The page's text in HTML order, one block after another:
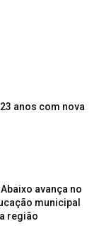
anos com nova
avança no
municipal
região